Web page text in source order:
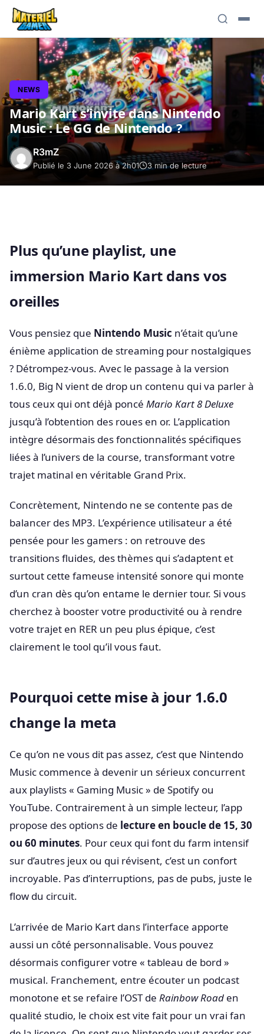
NEWS
Mario Kart s’invite dans Nintendo
Music : Le GG de Nintendo ?
R3mZ
Publié le 3 June 2026 à 2h01 3 min de lecture
Plus qu’une playlist, une
immersion Mario Kart dans vos
oreilles
Vous pensiez que Nintendo Music n’était qu’une
énième application de streaming pour nostalgiques
? Détrompez-vous. Avec le passage à la version
1.6.0, Big N vient de drop un contenu qui va parler à
tous ceux qui ont déjà poncé Mario Kart 8 Deluxe
jusqu’à l’obtention des roues en or. L’application
intègre désormais des fonctionnalités spécifiques
liées à l’univers de la course, transformant votre
trajet matinal en véritable Grand Prix.
Concrètement, Nintendo ne se contente pas de
balancer des MP3. L’expérience utilisateur a été
pensée pour les gamers : on retrouve des
transitions fluides, des thèmes qui s’adaptent et
surtout cette fameuse intensité sonore qui monte
d’un cran dès qu’on entame le dernier tour. Si vous
cherchez à booster votre productivité ou à rendre
votre trajet en RER un peu plus épique, c’est
clairement le tool qu’il vous faut.
Pourquoi cette mise à jour 1.6.0
change la meta
Ce qu’on ne vous dit pas assez, c’est que Nintendo
Music commence à devenir un sérieux concurrent
aux playlists « Gaming Music » de Spotify ou
YouTube. Contrairement à un simple lecteur, l’app
propose des options de lecture en boucle de 15, 30
ou 60 minutes. Pour ceux qui font du farm intensif
sur d’autres jeux ou qui révisent, c’est un confort
incroyable. Pas d’interruptions, pas de pubs, juste le
flow du circuit.
L’arrivée de Mario Kart dans l’interface apporte
aussi un côté personnalisable. Vous pouvez
désormais configurer votre « tableau de bord »
musical. Franchement, entre écouter un podcast
monotone et se refaire l’OST de Rainbow Road en
qualité studio, le choix est vite fait pour un vrai fan